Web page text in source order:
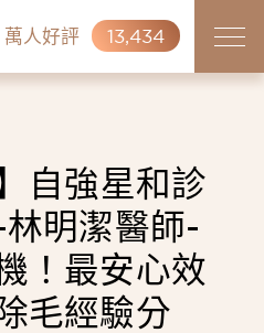
萬人好評 13,434
自強星和診
明潔醫師-
！最安心效
毛經驗分